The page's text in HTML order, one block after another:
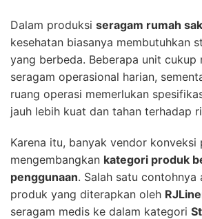
Dalam produksi seragam rumah
kesehatan biasanya membutuhkan
yang berbeda. Beberapa unit cukup
seragam operasional harian,
ruang operasi memerlukan
jauh lebih kuat dan tahan terhadap
Karena itu, banyak vendor konveksi
mengembangkan kategori produk
penggunaan. Salah satu contohnya
produk yang diterapkan oleh
seragam medis ke dalam kategori